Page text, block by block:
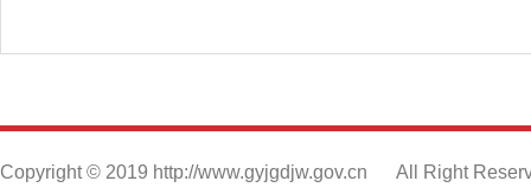
Copyright © 2019 http://www.gyjgdjw.gov.cn
All Right